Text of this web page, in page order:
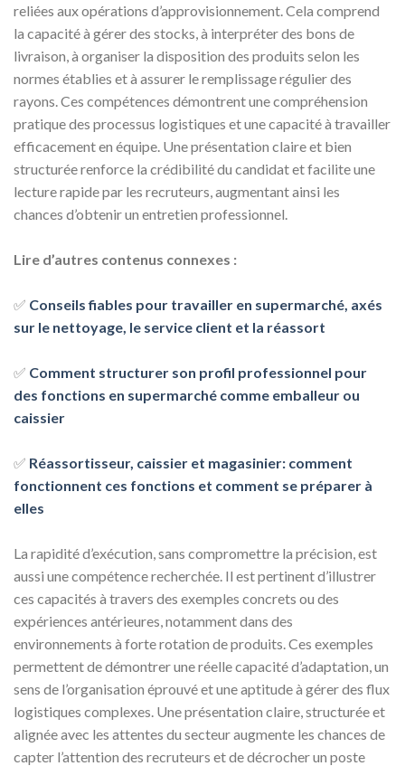
reliées aux opérations d’approvisionnement. Cela comprend
la capacité à gérer des stocks, à interpréter des bons de
livraison, à organiser la disposition des produits selon les
normes établies et à assurer le remplissage régulier des
rayons. Ces compétences démontrent une compréhension
pratique des processus logistiques et une capacité à travailler
efficacement en équipe. Une présentation claire et bien
structurée renforce la crédibilité du candidat et facilite une
lecture rapide par les recruteurs, augmentant ainsi les
chances d’obtenir un entretien professionnel.
Lire d’autres contenus connexes :
✅ Conseils fiables pour travailler en supermarché, axés
sur le nettoyage, le service client et la réassort
✅ Comment structurer son profil professionnel pour
des fonctions en supermarché comme emballeur ou
caissier
✅ Réassortisseur, caissier et magasinier: comment
fonctionnent ces fonctions et comment se préparer à
elles
La rapidité d’exécution, sans compromettre la précision, est
aussi une compétence recherchée. Il est pertinent d’illustrer
ces capacités à travers des exemples concrets ou des
expériences antérieures, notamment dans des
environnements à forte rotation de produits. Ces exemples
permettent de démontrer une réelle capacité d’adaptation, un
sens de l’organisation éprouvé et une aptitude à gérer des flux
logistiques complexes. Une présentation claire, structurée et
alignée avec les attentes du secteur augmente les chances de
capter l’attention des recruteurs et de décrocher un poste